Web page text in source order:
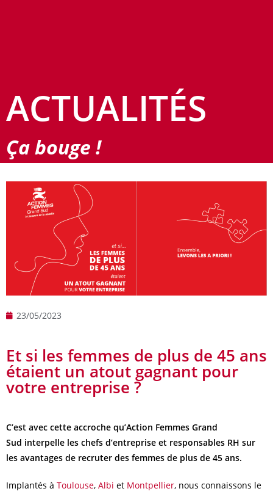
ACTUALITÉS
Ça bouge !
23/05/2023
Et si les femmes de plus de 45 ans
étaient un atout gagnant pour
votre entreprise ?
C’est avec cette accroche qu’Action Femmes Grand
Sud interpelle les chefs d’entreprise et responsables RH sur
les avantages de recruter des femmes de plus de 45 ans.
Implantés à Toulouse, Albi et Montpellier, nous connaissons le